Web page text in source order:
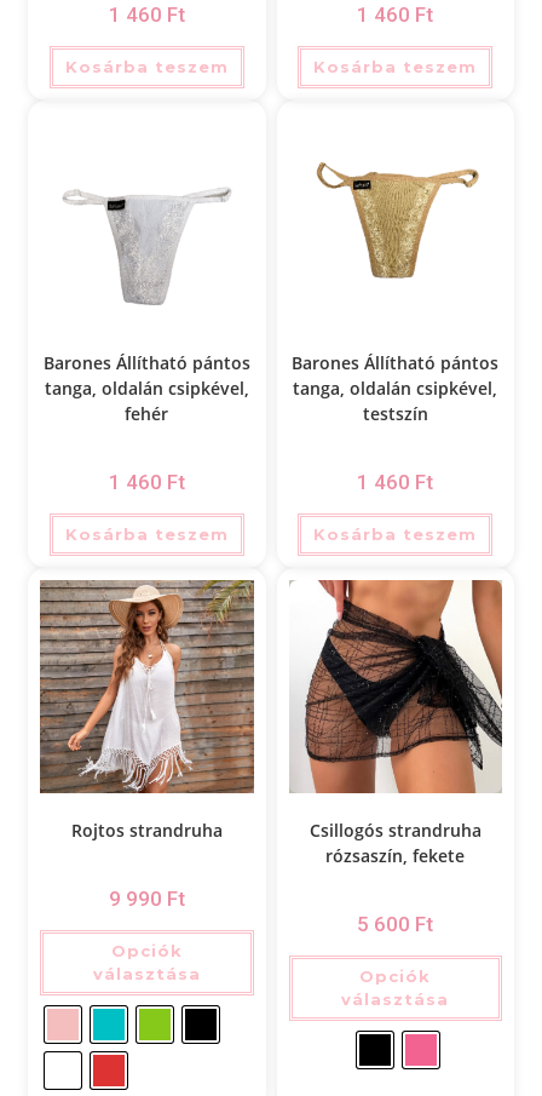
1 460 Ft
Kosárba teszem
1 460 Ft
Kosárba teszem
Barones Állítható pántos
tanga, oldalán csipkével,
fehér
1 460 Ft
Kosárba teszem
Barones Állítható pántos
tanga, oldalán csipkével,
testszín
1 460 Ft
Kosárba teszem
Rojtos strandruha
9 990 Ft
Opciók
választása
Csillogós strandruha
rózsaszín, fekete
5 600 Ft
Opciók
választása